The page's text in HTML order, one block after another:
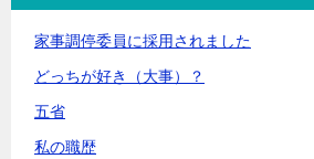
ョ
家事調停委員に採用されました
どっちが好き（大事）？
五省
私の職歴